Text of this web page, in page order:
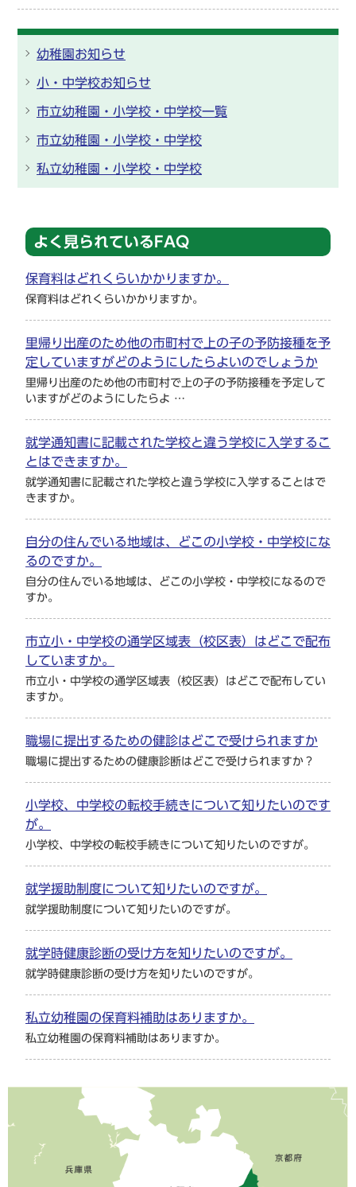
幼稚園お知らせ
小・中学校お知らせ
市立幼稚園・小学校・中学校一覧
市立幼稚園・小学校・中学校
私立幼稚園・小学校・中学校
よく見られているFAQ
保育料はどれくらいかかりますか。
保育料はどれくらいかかりますか。
里帰り出産のため他の市町村で上の子の予防接種を予
定していますがどのようにしたらよいのでしょうか
里帰り出産のため他の市町村で上の子の予防接種を予定して
いますがどのようにしたらよ …
就学通知書に記載された学校と違う学校に入学するこ
とはできますか。
就学通知書に記載された学校と違う学校に入学することはで
きますか。
自分の住んでいる地域は、どこの小学校・中学校にな
るのですか。
自分の住んでいる地域は、どこの小学校・中学校になるので
すか。
市立小・中学校の通学区域表（校区表）はどこで配布
していますか。
市立小・中学校の通学区域表（校区表）はどこで配布してい
ますか。
職場に提出するための健診はどこで受けられますか
職場に提出するための健康診断はどこで受けられますか？
小学校、中学校の転校手続きについて知りたいのです
が。
小学校、中学校の転校手続きについて知りたいのですが。
就学援助制度について知りたいのですが。
就学援助制度について知りたいのですが。
就学時健康診断の受け方を知りたいのですが。
就学時健康診断の受け方を知りたいのですが。
私立幼稚園の保育料補助はありますか。
私立幼稚園の保育料補助はありますか。